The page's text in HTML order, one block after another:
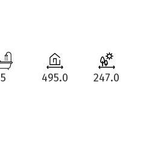
5 495.0 247.0